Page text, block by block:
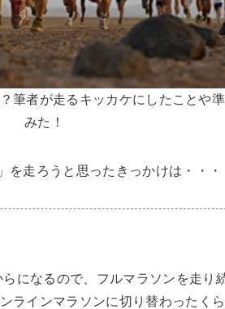
筆者が走るキッカケにしたことや
みた！
走ろうと思ったきっかけは・・・
になるので、フルマラソンを走り
ラインマラソンに切り替わったく